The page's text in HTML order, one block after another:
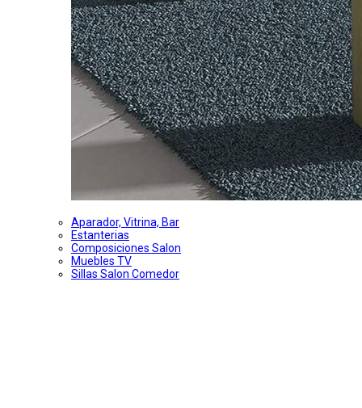
Aparador, Vitrina, Bar
Estanterias
Composiciones Salon
Muebles TV
Sillas Salon Comedor